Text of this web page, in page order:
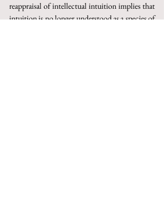
reappraisal of intellectual intuition implies that
intuition is no longer understood as a species of